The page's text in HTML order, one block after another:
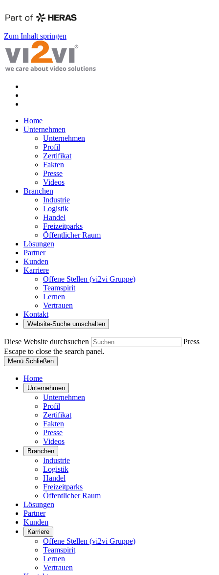
Zum Inhalt springen
Home
Unternehmen
Unternehmen
Profil
Zertifikat
Fakten
Presse
Videos
Branchen
Industrie
Logistik
Handel
Freizeitparks
Öffentlicher Raum
Lösungen
Partner
Kunden
Karriere
Offene Stellen (vi2vi Gruppe)
Teamspirit
Lernen
Vertrauen
Kontakt
Website-Suche umschalten
Diese Website durchsuchen
Press
Escape to close the search panel.
Menü Schließen
Home
Unternehmen
Unternehmen
Profil
Zertifikat
Fakten
Presse
Videos
Branchen
Industrie
Logistik
Handel
Freizeitparks
Öffentlicher Raum
Lösungen
Partner
Kunden
Karriere
Offene Stellen (vi2vi Gruppe)
Teamspirit
Lernen
Vertrauen